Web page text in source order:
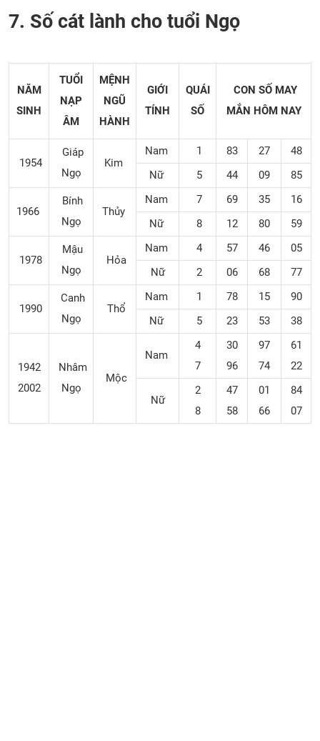
7. Số cát lành cho tuổi Ngọ
NĂM
SINH
TUỔI
NẠP
ÂM
MỆNH
NGŨ
HÀNH
GIỚI
TÍNH
QUÁI
SỐ
CON SỐ MAY
MẮN HÔM NAY
1954
Giáp
Ngọ
Kim
Nam 1 83 27
48
Nữ
5 44 09 85
1966
Bính
Ngọ
Thủy
Nam 7 69 35
16
Nữ
8 12 80 59
1978
Mậu
Ngọ
Hỏa
Nam 4 57 46
05
Nữ
2 06 68 77
1990
Canh
Ngọ
Thổ
Nam 1 78 15
90
Nữ
5 23 53 38
1942
2002
Nhâm
Ngọ
Mộc
Nam
4
7
30
96
97
74
61
22
Nữ
2
8
47
58
01
66
84
07